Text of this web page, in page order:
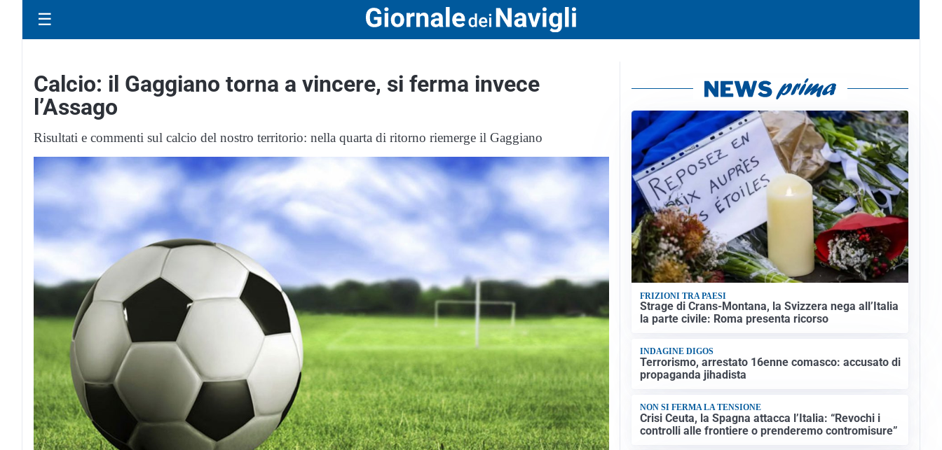
☰
Calcio: il Gaggiano torna a vincere, si ferma invece
l’Assago
Risultati e commenti sul calcio del nostro territorio: nella quarta di ritorno riemerge il Gaggiano
FRIZIONI TRA PAESI
Strage di Crans-Montana, la Svizzera nega all’Italia
la parte civile: Roma presenta ricorso
INDAGINE DIGOS
Terrorismo, arrestato 16enne comasco: accusato di
propaganda jihadista
NON SI FERMA LA TENSIONE
Crisi Ceuta, la Spagna attacca l’Italia: “Revochi i
controlli alle frontiere o prenderemo contromisure”